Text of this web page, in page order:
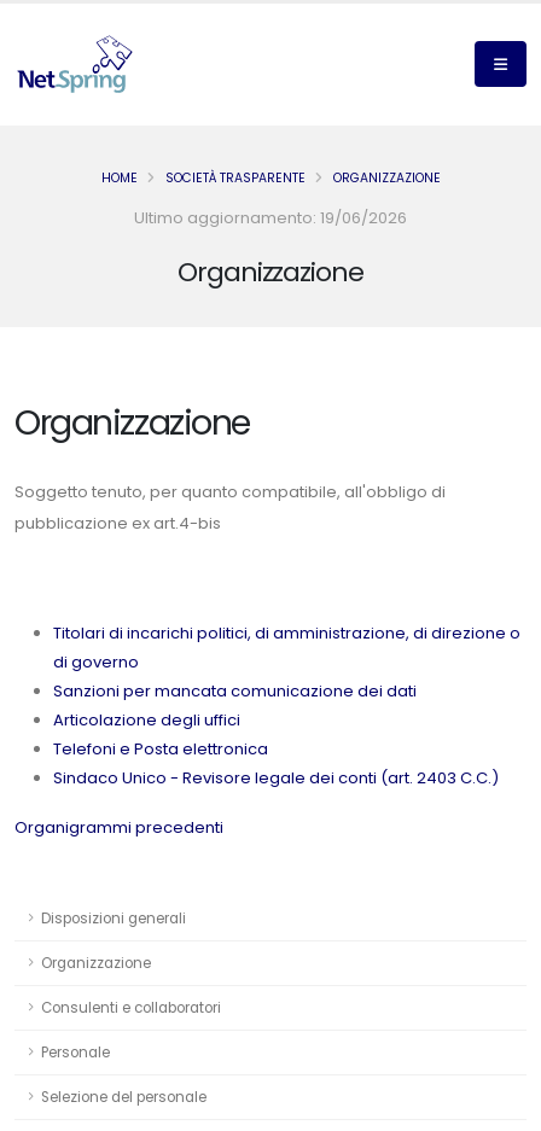
Organizzazione
HOME SOCIETÀ TRASPARENTE ORGANIZZAZIONE
Ultimo aggiornamento: 19/06/2026
Disposizioni generali
Organizzazione
Consulenti e collaboratori
Personale
Selezione del personale
Organizzazione
Soggetto tenuto, per quanto compatibile, all'obbligo di
pubblicazione ex art.4-bis
Titolari di incarichi politici, di amministrazione, di direzione o
di governo
Sanzioni per mancata comunicazione dei dati
Articolazione degli uffici
Telefoni e Posta elettronica
Sindaco Unico - Revisore legale dei conti (art. 2403 C.C.)
Organigrammi precedenti